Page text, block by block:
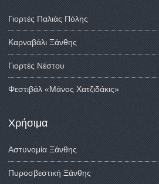
Γιορτές Παλιάς Πόλης
Καρναβάλι Ξάνθης
Γιορτές Νέστου
Φεστιβάλ «Μάνος Χατζιδάκις»
Χρήσιμα
Αστυνομία Ξάνθης
Πυροσβεστική Ξάνθης